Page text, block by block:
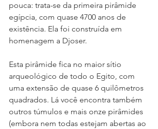
pouca: trata-se da primeira pirâmide
egípcia, com quase 4700 anos de
existência. Ela foi construída em
homenagem a Djoser.
Esta pirâmide fica no maior sítio
arqueológico de todo o Egito, com
uma extensão de quase 6 quilômetros
quadrados. Lá você encontra também
outros túmulos e mais onze pirâmides
(embora nem todas estejam abertas ao